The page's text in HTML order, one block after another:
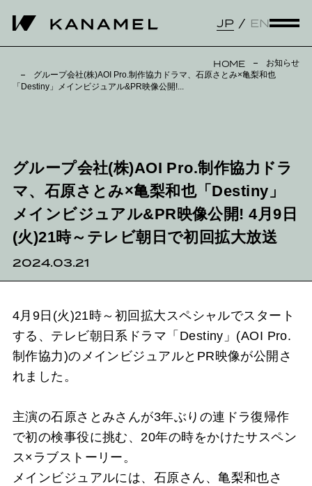
JP EN
HOME
お知らせ
グループ会社(株)AOI Pro.制作協力ドラマ、石原さとみ×亀梨和也
「Destiny」メインビジュアル&PR映像公開!...
グループ会社(株)AOI Pro.制作協力ドラ
マ、石原さとみ×亀梨和也「Destiny」
メインビジュアル&PR映像公開! 4月9日
(火)21時～テレビ朝日で初回拡大放送
2024.03.21
4月9日(火)21時～初回拡大スペシャルでスタート
する、テレビ朝日系ドラマ「Destiny」(AOI Pro.
制作協力)のメインビジュアルとPR映像が公開さ
れました。
主演の石原さとみさんが3年ぶりの連ドラ復帰作
で初の検事役に挑む、20年の時をかけたサスペン
ス×ラブストーリー。
メインビジュアルには、石原さん、亀梨和也さ